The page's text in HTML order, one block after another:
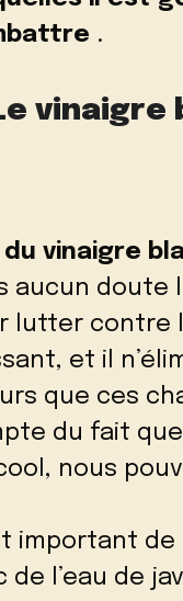
.
vinaigre
du vinaigre
aucun doute
lutter contre
et il
que ces
du fait
nous
important
de l’eau de